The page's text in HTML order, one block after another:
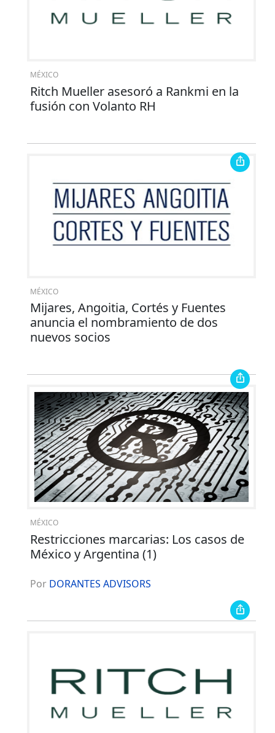
MÉXICO
Ritch Mueller asesoró a Rankmi en la
fusión con Volanto RH
MÉXICO
Mijares, Angoitia, Cortés y Fuentes
anuncia el nombramiento de dos
nuevos socios
MÉXICO
Restricciones marcarias: Los casos de
México y Argentina (1)
Por DORANTES ADVISORS